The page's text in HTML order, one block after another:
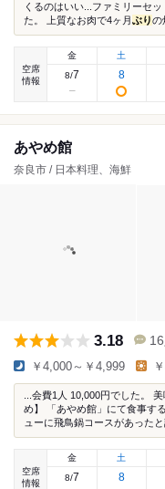
くるのはいい...ファミリーセ
た。 上質なお肉で4ヶ月 ぶりの
空席
情報
金
8/7
土
8
あやめ館
奈良市 / 日本料理、海鮮
3.18 16
￥4,000～￥4,999
...会費1人 10,000円でした。
め】 「あやめ館」にて食事す
ューに飛鳥鍋コースがあったと
空席
情報
金
8/7
土
8